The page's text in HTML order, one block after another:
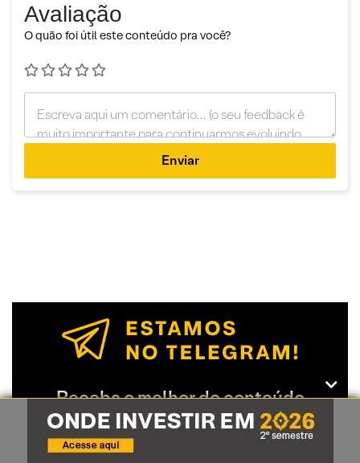
Avaliação
O quão foi útil este conteúdo pra você?
Enviar
Receba o melhor do conteúdo
Expert pelo Telegram da XP